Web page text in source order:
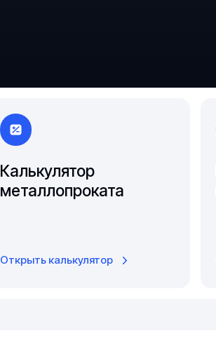
Якутск
Калькулятор
металлопроката
Открыть калькулятор